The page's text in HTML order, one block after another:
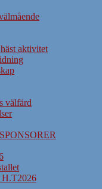
aktivitet
välfärd
H.T2026